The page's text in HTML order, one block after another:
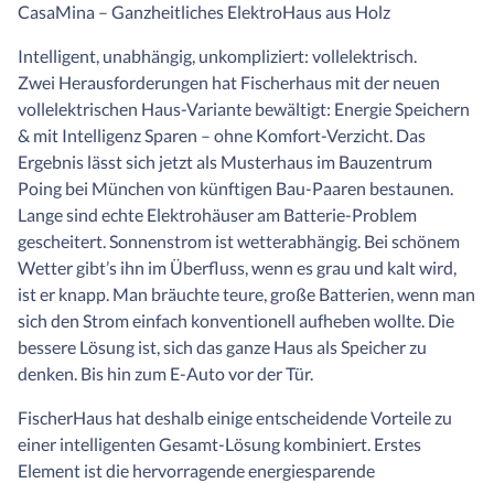
CasaMina – Ganzheitliches ElektroHaus aus Holz
Intelligent, unabhängig, unkompliziert: vollelektrisch.
Zwei Herausforderungen hat Fischerhaus mit der neuen
vollelektrischen Haus-Variante bewältigt: Energie Speichern
& mit Intelligenz Sparen – ohne Komfort-Verzicht. Das
Ergebnis lässt sich jetzt als Musterhaus im Bauzentrum
Poing bei München von künftigen Bau-Paaren bestaunen.
Lange sind echte Elektrohäuser am Batterie-Problem
gescheitert. Sonnenstrom ist wetterabhängig. Bei schönem
Wetter gibt’s ihn im Überfluss, wenn es grau und kalt wird,
ist er knapp. Man bräuchte teure, große Batterien, wenn man
sich den Strom einfach konventionell aufheben wollte. Die
bessere Lösung ist, sich das ganze Haus als Speicher zu
denken. Bis hin zum E-Auto vor der Tür.
FischerHaus hat deshalb einige entscheidende Vorteile zu
einer intelligenten Gesamt-Lösung kombiniert. Erstes
Element ist die hervorragende energiesparende